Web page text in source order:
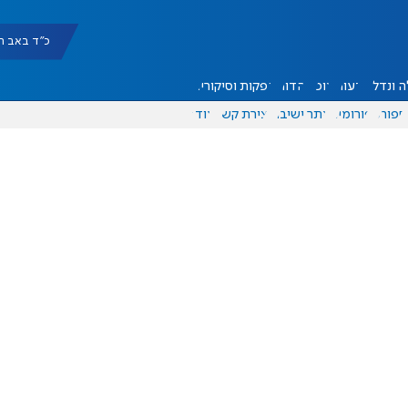
כ"ד באב תשפ"ו
ונדל"ן דעות אוכל יהדות הפקות וסיקורים
ספורט פורומים אתר ישיבה יצירת קשר עוד